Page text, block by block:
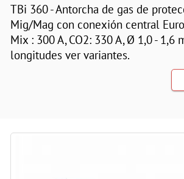
TBi 360 - Antorcha de gas de
Mig/Mag con conexión central
Mix : 300 A, CO2: 330 A, Ø 1,0 - 1,6
longitudes ver variantes.